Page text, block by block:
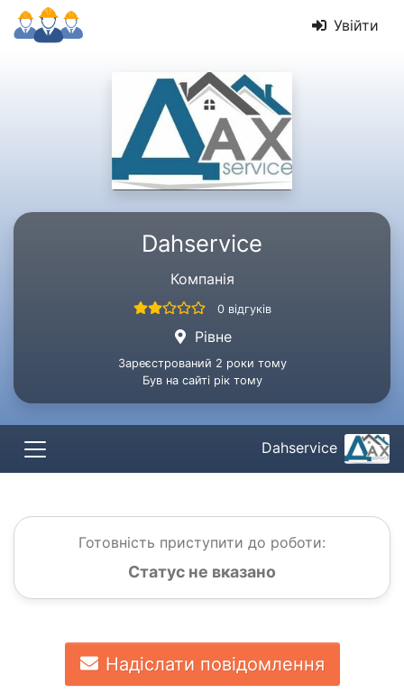
Увійти
Dahservice
Компанія
0 відгуків
Рівне
Зареєстрований 2 роки тому
Був на сайті рік тому
Dahservice
Готовність приступити до роботи:
Статус не вказано
Надіслати повідомлення